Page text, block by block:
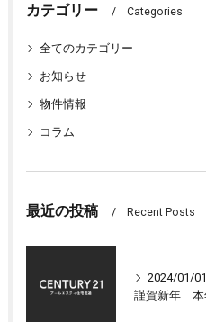
カテゴリー Categories
全てのカテゴリー
お知らせ
物件情報
コラム
最近の投稿 Recent Posts
2024/01/01